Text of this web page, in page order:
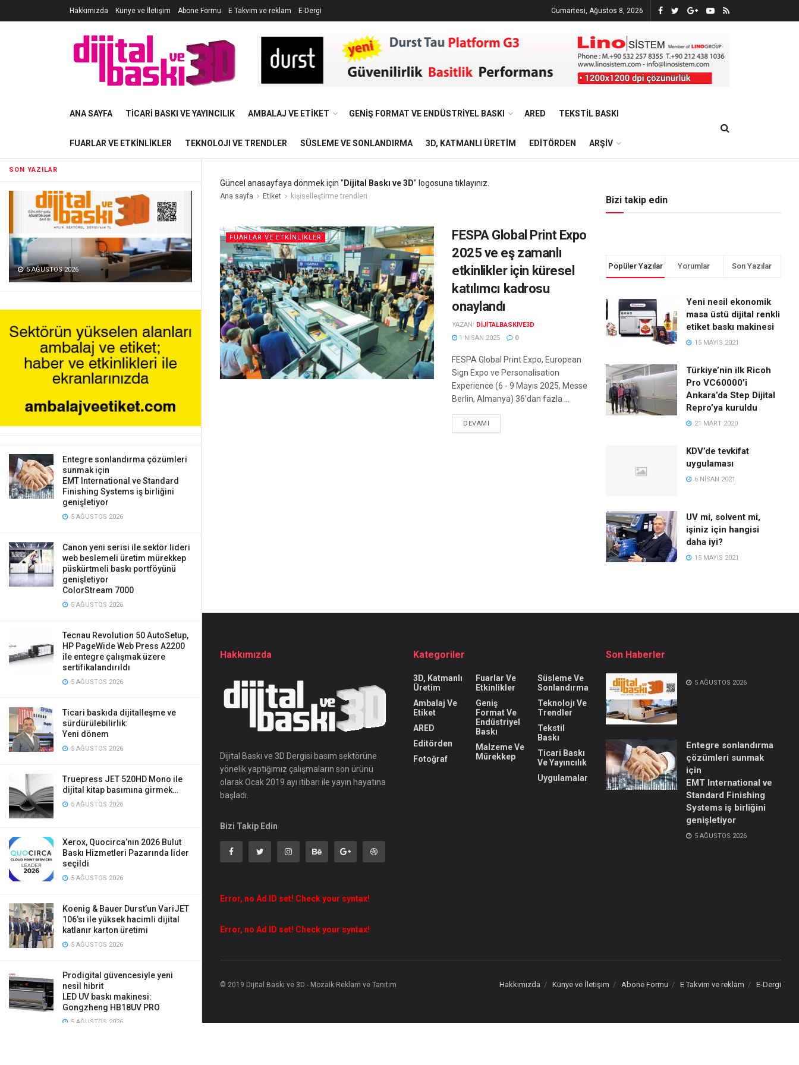
SON YAZILAR
5 AĞUSTOS 2026
Entegre sonlandırma çözümleri
sunmak için
EMT International ve Standard
Finishing Systems iş birliğini
genişletiyor
5 AĞUSTOS 2026
Canon yeni serisi ile sektör lideri
web beslemeli üretim mürekkep
püskürtmeli baskı portföyünü
genişletiyor
ColorStream 7000
5 AĞUSTOS 2026
Tecnau Revolution 50 AutoSetup,
HP PageWide Web Press A2200
ile entegre çalışmak üzere
sertifikalandırıldı
5 AĞUSTOS 2026
Ticari baskıda dijitalleşme ve
sürdürülebilirlik:
Yeni dönem
5 AĞUSTOS 2026
Truepress JET 520HD Mono ile
dijital kitap basımına girmek…
5 AĞUSTOS 2026
Xerox, Quocirca’nın 2026 Bulut
Baskı Hizmetleri Pazarında lider
seçildi
5 AĞUSTOS 2026
Koenig & Bauer Durst’un VariJET
106’sı ile yüksek hacimli dijital
katlanır karton üretimi
5 AĞUSTOS 2026
Prodigital güvencesiyle yeni
nesil hibrit
LED UV baskı makinesi:
Gongzheng HB18UV PRO
5 AĞUSTOS 2026
Hakkımızda Künye ve İletişim Abone Formu E Takvim ve reklam E-Dergi Cumartesi, Ağustos 8, 2026
ANA SAYFA TICARI BASKI VE YAYINCILIK AMBALAJ VE ETIKET GENIŞ FORMAT VE ENDÜSTRIYEL BASKI ARED TEKSTIL BASKI
FUARLAR VE ETKINLIKLER TEKNOLOJI VE TRENDLER SÜSLEME VE SONLANDIRMA 3D, KATMANLI ÜRETIM EDITÖRDEN ARŞIV
Güncel anasayfaya dönmek için " Dijital Baskı ve 3D" logosuna tıklayınız.
Ana sayfa Etiket kişiselleştirme trendleri
FUARLAR VE ETKINLIKLER
FESPA Global Print Expo
2025 ve eş zamanlı
etkinlikler için küresel
katılımcı kadrosu
onaylandı
YAZAN: DIJITALBASKIVE3D
1 NISAN 2025
0
FESPA Global Print Expo, European
Sign Expo ve Personalisation
Experience (6 - 9 Mayıs 2025, Messe
Berlin, Almanya) 36’dan fazla ...
DEVAMI
Bizi takip edin
Popüler Yazılar Yorumlar Son Yazılar
Yeni nesil ekonomik
masa üstü dijital renkli
etiket baskı makinesi
15 MAYIS 2021
Türkiye’nin ilk Ricoh
Pro VC60000’i
Ankara’da Step Dijital
Repro’ya kuruldu
21 MART 2020
KDV’de tevkifat
uygulaması
6 NISAN 2021
UV mi, solvent mi,
işiniz için hangisi
daha iyi?
15 MAYIS 2021
Hakkımızda
Dijital Baskı ve 3D Dergisi basım sektörüne
yönelik yaptığımız çalışmaların son ürünü
olarak Ocak 2019 ayı itibari ile yayın hayatına
başladı.
Bizi Takip Edin
Error, no Ad ID set! Check your syntax!
Error, no Ad ID set! Check your syntax!
Kategoriler
3D, Katmanlı
Üretim
Ambalaj Ve
Etiket
ARED
Editörden
Fotoğraf
Fuarlar Ve
Etkinlikler
Geniş
Format Ve
Endüstriyel
Baskı
Malzeme Ve
Mürekkep
Süsleme Ve
Sonlandırma
Teknolojı Ve
Trendler
Tekstil
Baskı
Ticari Baskı
Ve Yayıncılık
Uygulamalar
Son Haberler
5 AĞUSTOS 2026
Entegre sonlandırma
çözümleri sunmak
için
EMT International ve
Standard Finishing
Systems iş birliğini
genişletiyor
5 AĞUSTOS 2026
Hakkımızda Künye ve İletişim Abone Formu E Takvim ve reklam E-Dergi
© 2019 Dijital Baskı ve 3D - Mozaik Reklam ve Tanıtım